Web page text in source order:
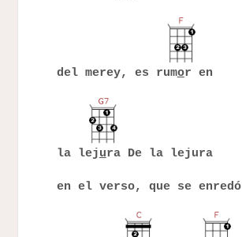
del merey, es rumor en
la lejura De la lejura
en el verso, que se enredó